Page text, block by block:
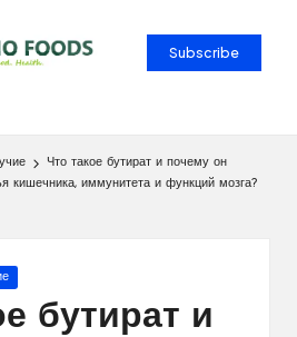
Subscribe
Что такое бутират и почему он
кишечника, иммунитета и функций мозга?
бутират и